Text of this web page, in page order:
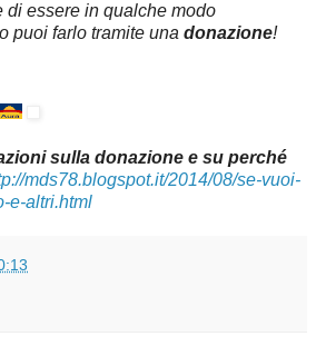
di essere in qualche modo
puoi farlo tramite una donazione!
sulla donazione e su perché
mds78.blogspot.it/2014/08/se-vuoi-
e-altri.html